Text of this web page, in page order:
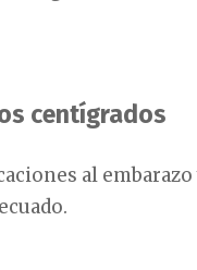
centígrados
al embarazo